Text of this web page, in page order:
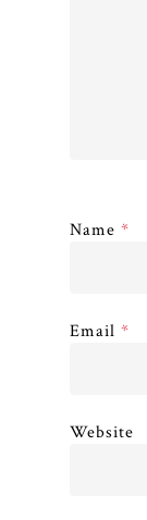
Name *
Email *
Website